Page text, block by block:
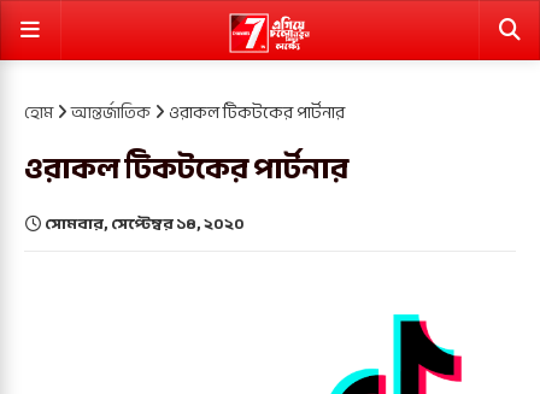
হোম আন্তর্জাতিক ওরাকল টিকটকের পার্টনার
ওরাকল টিকটকের পার্টনার
সোমবার, সেপ্টেম্বর ১৪, ২০২০